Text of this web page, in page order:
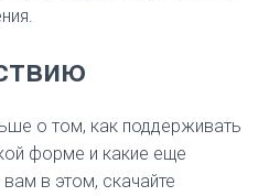
о том, как поддерживать
форме и какие еще
в этом, скачайте